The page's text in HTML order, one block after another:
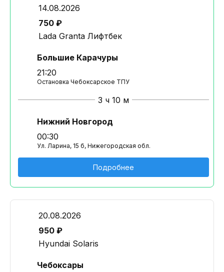
14.08.2026
750 ₽
Lada Granta Лифтбек
Большие Карачуры
21:20
Остановка Чебоксарское ТПУ
3 ч 10 м
Нижний Новгород
00:30
Ул. Ларина, 15 б, Нижегородская обл.
Подробнее
20.08.2026
950 ₽
Hyundai Solaris
Чебоксары